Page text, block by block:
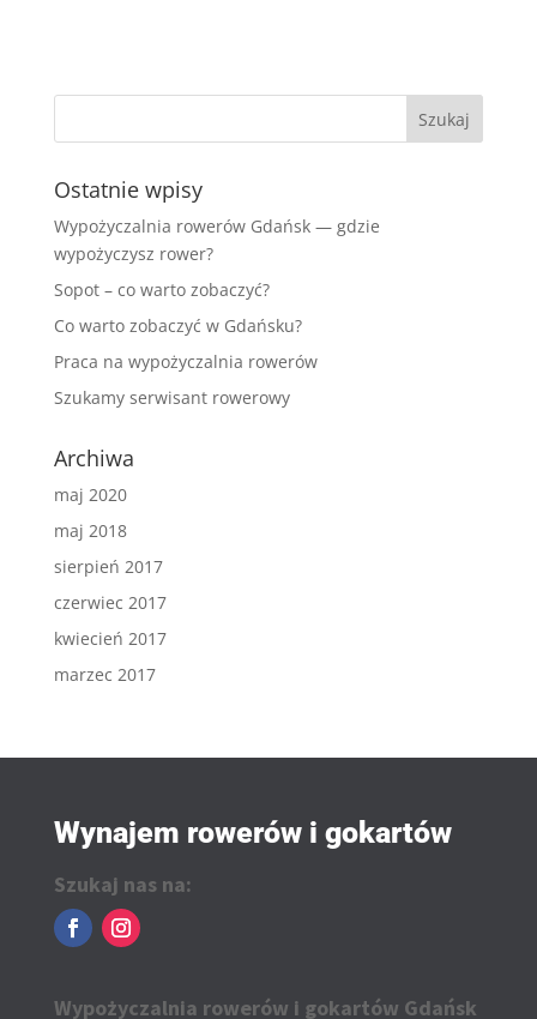
Ostatnie wpisy
Wypożyczalnia rowerów Gdańsk — gdzie
wypożyczysz rower?
Sopot – co warto zobaczyć?
Co warto zobaczyć w Gdańsku?
Praca na wypożyczalnia rowerów
Szukamy serwisant rowerowy
Archiwa
maj 2020
maj 2018
sierpień 2017
czerwiec 2017
kwiecień 2017
marzec 2017
Wynajem rowerów i gokartów
Szukaj nas na:
Wypożyczalnia rowerów i gokartów Gdańsk